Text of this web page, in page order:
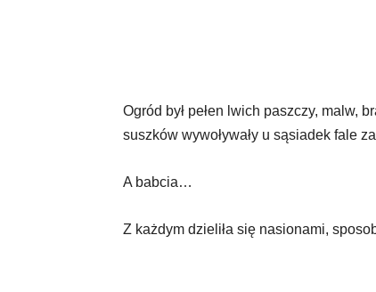
Ogród był pełen lwich paszczy, malw,
suszków wywoływały u sąsiadek fale
A babcia…
Z każdym dzieliła się nasionami,